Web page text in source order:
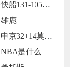
快船131-105大胜老鹰
雄鹿
申京32+14莫兰特复出27分 火箭11
NBA是什么